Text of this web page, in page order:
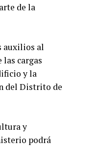
de la
auxilios al
cargas
y la
del Distrito de
y
podrá